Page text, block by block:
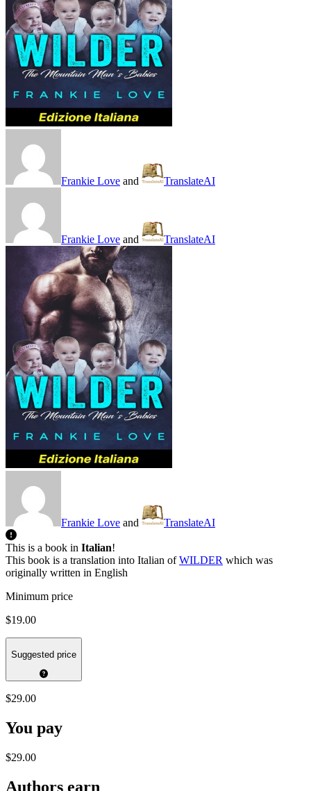
Frankie Love and TranslateAI
Frankie Love and TranslateAI
Frankie Love and TranslateAI
This is a book in Italian!
This book is a translation into Italian ofWILDER which was
originally written in English
Minimum price
$19.00
Suggested price
$29.00
You pay
$29.00
Authors earn